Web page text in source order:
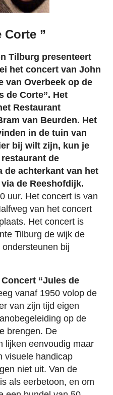
Corte ”
Tilburg presenteert
het concert van John
van Overbeek op de
de Corte”. Het
Restaurant
van Beurden. Het
in de tuin van
bij wilt zijn, kun je
de
de achterkant van het
de Reeshofdijk.
uur. Het concert is van
van het concert
Het concert is
Tilburg de wijk de
bij
“Jules de
vanaf 1950 volop de
van zijn tijd eigen
op de
brengen. De
lijken eenvoudig maar
visuele handicap
niet uit. Van de
als eerbetoon, en om